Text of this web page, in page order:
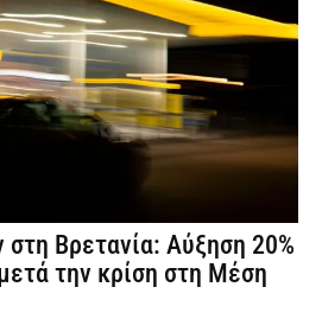
Βρετανία: Αύξηση 20%
την κρίση στη Μέση